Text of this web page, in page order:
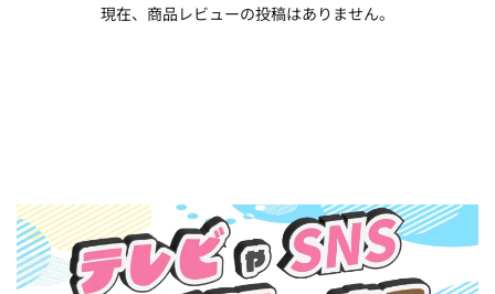
現在、商品レビューの投稿はありません。